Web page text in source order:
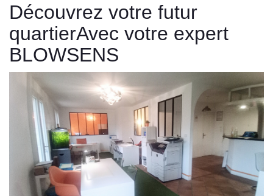
Découvrez votre futur
quartierAvec votre expert
BLOWSENS